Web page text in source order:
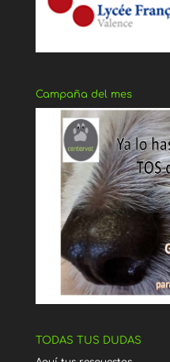
Campaña del mes
TODAS TUS DUDAS